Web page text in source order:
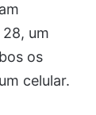
um
os
celular.